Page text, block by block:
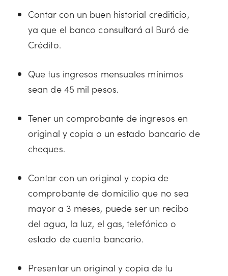
Contar con un buen historial crediticio,
ya que el banco consultará al Buró de
Crédito.
Que tus ingresos mensuales mínimos
sean de 45 mil pesos.
Tener un comprobante de ingresos en
original y copia o un estado bancario de
cheques.
Contar con un original y copia de
comprobante de domicilio que no sea
mayor a 3 meses, puede ser un recibo
del agua, la luz, el gas, telefónico o
estado de cuenta bancario.
Presentar un original y copia de tu